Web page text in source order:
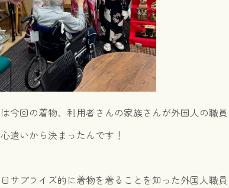
今回の着物、利用者さんの家族さんが外国人の職
遣いから決まったんです！
サプライズ的に着物を着ることを知った外国人職